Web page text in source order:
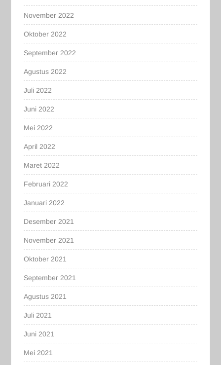
November 2022
Oktober 2022
September 2022
Agustus 2022
Juli 2022
Juni 2022
Mei 2022
April 2022
Maret 2022
Februari 2022
Januari 2022
Desember 2021
November 2021
Oktober 2021
September 2021
Agustus 2021
Juli 2021
Juni 2021
Mei 2021